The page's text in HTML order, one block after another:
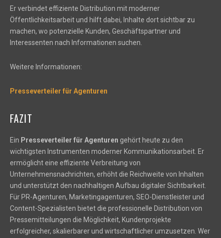
Er verbindet effiziente Distribution mit moderner
Öffentlichkeitsarbeit und hilft dabei, Inhalte dort sichtbar zu
machen, wo potenzielle Kunden, Geschäftspartner und
Interessenten nach Informationen suchen.
Weitere Informationen:
Presseverteiler für Agenturen
FAZIT
Ein Presseverteiler für Agenturen gehört heute zu den
wichtigsten Instrumenten moderner Kommunikationsarbeit. Er
ermöglicht eine effiziente Verbreitung von
Unternehmensnachrichten, erhöht die Reichweite von Inhalten
und unterstützt den nachhaltigen Aufbau digitaler Sichtbarkeit.
Für PR-Agenturen, Marketingagenturen, SEO-Dienstleister und
Content-Spezialisten bietet die professionelle Distribution von
Pressemitteilungen die Möglichkeit, Kundenprojekte
erfolgreicher, skalierbarer und wirtschaftlicher umzusetzen. Wer